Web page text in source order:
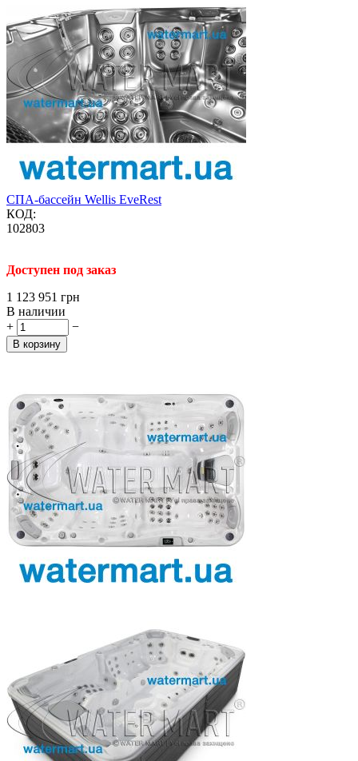
СПА-бассейн Wellis EveRest
КОД:
102803
Доступен под заказ
‍1 123 951‍ грн
В наличии
+
−
В корзину